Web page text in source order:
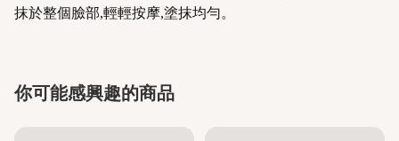
抹於整個臉部,輕輕按摩,塗抹均勻。
你可能感興趣的商品